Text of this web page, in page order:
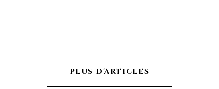
PLUS D'ARTICLES